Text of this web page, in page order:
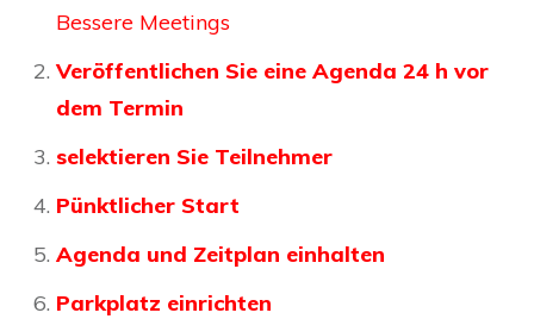
Bessere Meetings
Veröffentlichen Sie eine Agenda 24 h vor
dem Termin
selektieren Sie Teilnehmer
Pünktlicher Start
Agenda und Zeitplan einhalten
Parkplatz einrichten